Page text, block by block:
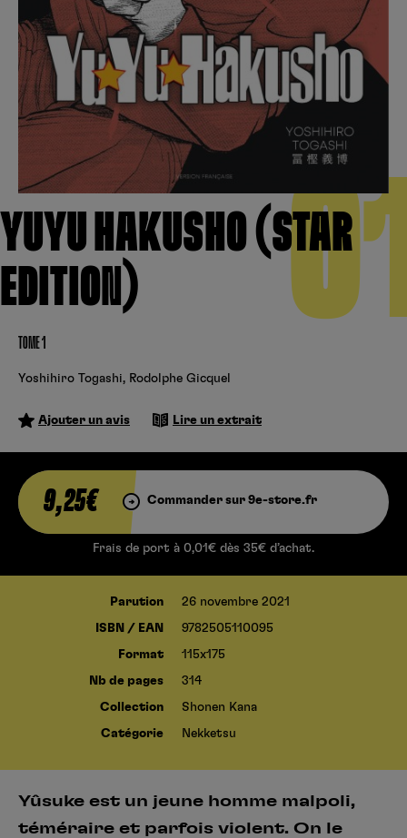
YUYU HAKUSHO (STAR
EDITION)
TOME 1
Yoshihiro Togashi, Rodolphe Gicquel
Ajouter un avis Lire un extrait
9,25€ Commander sur 9e-store.fr
Frais de port à 0,01€ dès 35€ d’achat.
Parution 26 novembre 2021
ISBN / EAN 9782505110095
Format 115x175
Nb de pages 314
Collection Shonen Kana
Catégorie Nekketsu
Yûsuke est un jeune homme malpoli,
téméraire et parfois violent. On le
Se connecter S’inscrire
Hunter x Hunter
Fire Force
Black Butler